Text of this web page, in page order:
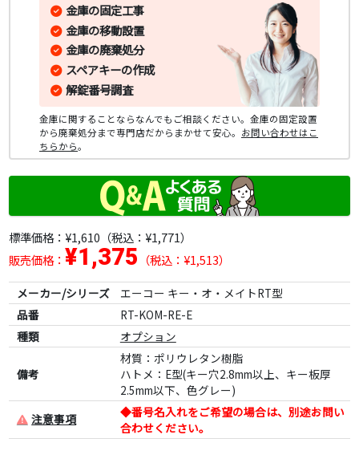
標準価格： ¥1,610 （税込：¥1,771）
販売価格： ¥1,375 （税込：¥1,513）
メーカー/シリーズ
エーコー キー・オ・メイトRT型
品番
RT-KOM-RE-E
種類
オプション
備考
材質：ポリウレタン樹脂
ハトメ：E型(キー穴2.8mm以上、キー板厚
2.5mm以下、色グレー)
注意事項
◆番号名入れをご希望の場合は、別途お問い
合わせください。
金庫の固定工事
金庫の移動設置
金庫の廃棄処分
スペアキーの作成
解錠番号調査
金庫に関することならなんでもご相談ください。金庫の固定設置
から廃棄処分まで専門店だからまかせて安心。 お問い合わせはこ
ちらから。